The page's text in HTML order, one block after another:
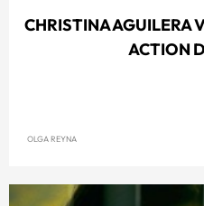
CHRISTINA AGUILERA
ACTION
OLGA REYNA